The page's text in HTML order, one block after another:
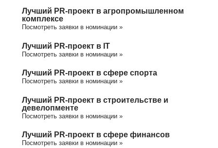
Лучший PR-проект в агропромышленном
комплексе
Посмотреть заявки в номинации »
Лучший PR-проект в IT
Посмотреть заявки в номинации »
Лучший PR-проект в сфере спорта
Посмотреть заявки в номинации »
Лучший PR-проект в строительстве и
девелопменте
Посмотреть заявки в номинации »
Лучший PR-проект в сфере финансов
Посмотреть заявки в номинации »